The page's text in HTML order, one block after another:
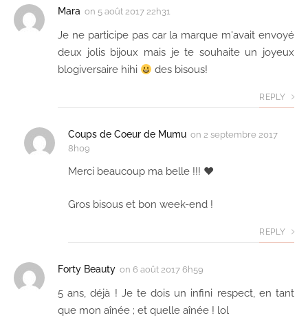
Mara on 5 août 2017 22h31
Je ne participe pas car la marque m'avait envoyé
deux jolis bijoux mais je te souhaite un joyeux
blogiversaire hihi
des bisous!
REPLY
Coups de Coeur de Mumu on 2 septembre 2017
8h09
Merci beaucoup ma belle !!! ♥
Gros bisous et bon week-end !
REPLY
Forty Beauty on 6 août 2017 6h59
5 ans, déjà ! Je te dois un infini respect, en tant
que mon aînée ; et quelle aînée ! lol